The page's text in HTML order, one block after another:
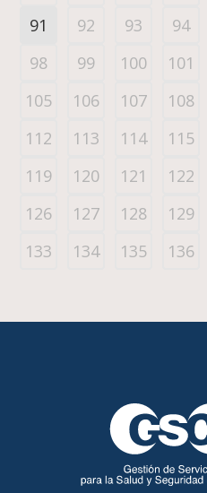
91
92 93 94
98
99 100 101
105
106 107 108
112
113 114 115
119
120 121 122
126
127 128 129
133
134 135 136